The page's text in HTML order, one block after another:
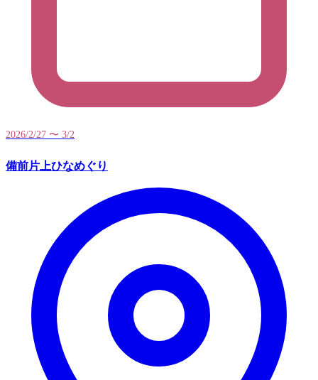
2026/2/27 〜 3/2
備前片上ひなめぐり